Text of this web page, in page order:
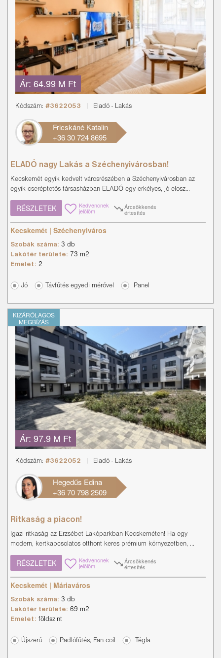
Ár: 64.99 M Ft
Kódszám: #3622053 Eladó - Lakás
Fricskáné Katalin
+36 30 724 8695
ELADÓ nagy Lakás a Széchenyivárosban!
Kecskemét egyik kedvelt városrészében a Széchenyivárosban az
egyik cseréptetős társasházban ELADÓ egy erkélyes, jó elosz...
RÉSZLETEK Kedvencnek
jelölöm
Árcsökkenés
értesítés
Kecskemét | Széchenyiváros
Szobák száma: 3 db
Lakótér területe:
73 m2
Emelet: 2
Jó Távfűtés egyedi mérővel Panel
KIZÁRÓLAGOS
MEGBÍZÁS
Ár: 97.9 M Ft
Kódszám: #3622052 Eladó - Lakás
Hegedűs Edina
+36 70 798 2509
Ritkaság a piacon!
Igazi ritkaság az Erzsébet Lakóparkban Kecskeméten! Ha egy
modern, kertkapcsolatos otthont keres prémium környezetben, ...
RÉSZLETEK Kedvencnek
jelölöm
Árcsökkenés
értesítés
Kecskemét | Máriaváros
Szobák száma: 3 db
Lakótér területe: 69 m2
Emelet: földszint
Újszerű Padlófűtés, Fan coil Tégla